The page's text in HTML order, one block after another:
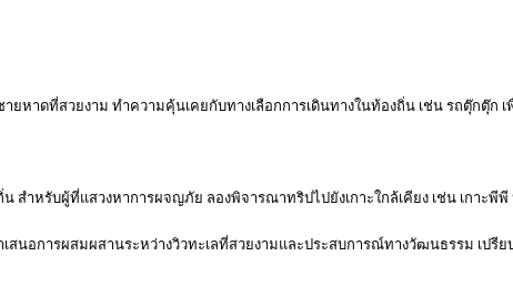
าดที่สวยงาม ทำความคุ้นเคยกับทางเลือกการเดินทางในท้องถิ่น เช่น รถตุ๊กตุ๊ก เ
ำหรับผู้ที่แสวงหาการผจญภัย ลองพิจารณาทริปไปยังเกาะใกล้เคียง เช่น เกาะพี
อการผสมผสานระหว่างวิวทะเลที่สวยงามและประสบการณ์ทางวัฒนธรรม เปรีย